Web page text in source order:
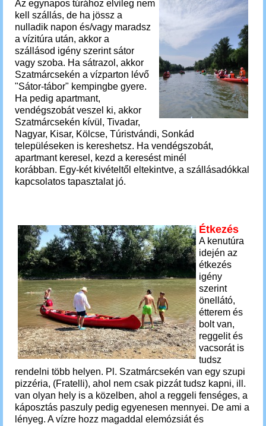
Az egynapos túrához elvileg nem
kell szállás, de ha jössz a
nulladik napon és/vagy maradsz
a vízitúra után, akkor a
szállásod igény szerint sátor
vagy szoba. Ha sátrazol, akkor
Szatmárcsekén a vízparton lévő
"Sátor-tábor" kempingbe gyere.
Ha pedig apartmant,
vendégszobát veszel ki, akkor
Szatmárcsekén kívül, Tivadar,
Nagyar, Kisar, Kölcse, Túristvándi, Sonkád
településeken is kereshetsz. Ha vendégszobát,
apartmant keresel, kezd a keresést minél
korábban. Egy-két kivételtől eltekintve, a szállásadókkal
kapcsolatos tapasztalat jó.
Étkezés
A kenutúra
idején az
étkezés
igény
szerint
önellátó,
étterem és
bolt van,
reggelit és
vacsorát is
tudsz
rendelni több helyen. Pl. Szatmárcsekén van egy szupi
pizzéria, (Fratelli), ahol nem csak pizzát tudsz kapni, ill.
van olyan hely is a közelben, ahol a reggeli fenséges, a
káposztás paszuly pedig egyenesen mennyei. De ami a
lényeg. A vízre hozz magaddal elemózsiát és